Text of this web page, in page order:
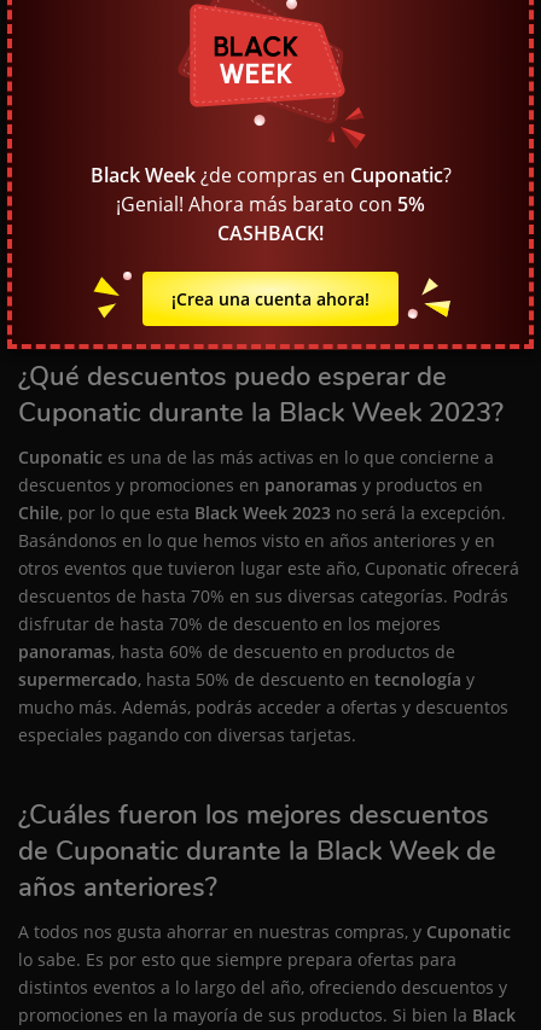
esperan a eventos especiales como éste para
smartphone, una notebook
. Sin embargo, si lo tuyo no es la
ofertas y descuentos enmoda,vestuario y
eventos como la Black Week son una locura. No sólo eso, si
,colchonesy más a un buen precio. Además, lo que
diferencia a la Black Week y alBlack Fridayde otros eventos
Navidad, por lo que también es una
oportunidad para comprar los regalos a un buen precio y sin
salir de casa.
¿Qué descuentos puedo esperar de
Cuponatic durante la Black Week 2023?
Cuponatic es una de las más activas en lo que concierne a
descuentos y promociones en panoramas y productos en
Chile, por lo que esta Black Week 2023 no será la excepción.
Basándonos en lo que hemos visto en años anteriores y en
otros eventos que tuvieron lugar este año, Cuponatic ofrecerá
descuentos de hasta 70% en sus diversas categorías. Podrás
disfrutar de hasta 70% de descuento en los mejores
panoramas, hasta 60% de descuento en productos de
supermercado, hasta 50% de descuento en tecnología y
mucho más. Además, podrás acceder a ofertas y descuentos
especiales pagando con diversas tarjetas.
¿Cuáles fueron los mejores descuentos
de Cuponatic durante la Black Week de
años anteriores?
A todos nos gusta ahorrar en nuestras compras, y Cuponatic
lo sabe. Es por esto que siempre prepara ofertas para
distintos eventos a lo largo del año, ofreciendo descuentos y
promociones en la mayoría de sus productos. Si bien la Black
Black Week¿de compras en Cuponatic?
¡Genial! Ahora más barato con 5%
CASHBACK!
¡Crea una cuenta ahora!